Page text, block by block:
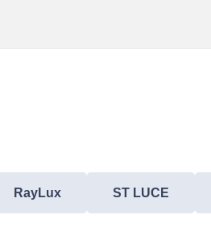
RayLux ST LUCE